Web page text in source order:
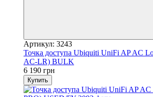
Артикул: 3243
Точка доступа Ubiquiti UniFi AP AC
AC-LR) BULK
6 190 грн
Купить